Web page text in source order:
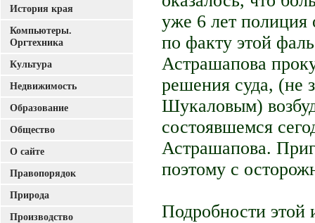
уже 6 лет полиция
по факту этой
Астрашапова
решения суда, (не
Шукаловым)
состоявшемся
Астрашапова.
поэтому с
Подробности этой
История края
Компьютеры.
Оргтехника
Культура
Недвижимость
Образование
Общество
О сайте
Правопорядок
Природа
Производство